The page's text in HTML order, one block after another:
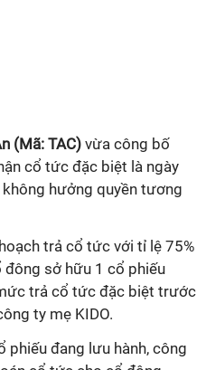
(Mã: TAC) vừa công bố
cổ tức đặc biệt là ngày
hưởng quyền tương
trả cổ tức với tỉ lệ 75%
sở hữu 1 cổ phiếu
trả cổ tức đặc biệt trước
ty mẹ KIDO.
phiếu đang lưu hành, công